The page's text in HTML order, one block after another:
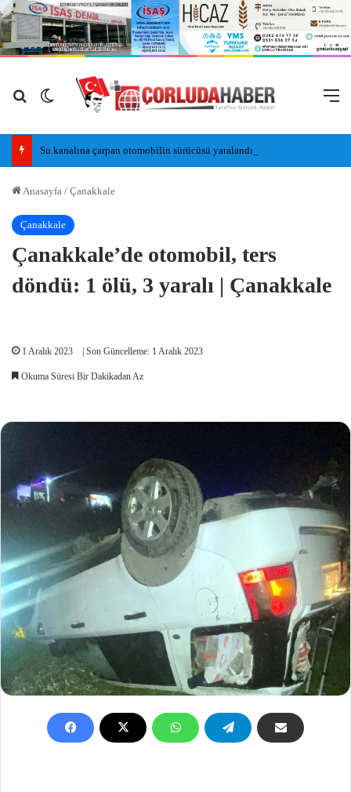
Arama yap ...
Dış görünümü değiştir
Su kanalına çarpan otomobilin sürücüsü yaralandı
Anasayfa / Çanakkale
Çanakkale
Çanakkale’de otomobil, ters
döndü: 1 ölü, 3 yaralı | Çanakkale
1 Aralık 2023 | Son Güncelleme: 1 Aralık 2023
Okuma Süresi Bir Dakikadan Az